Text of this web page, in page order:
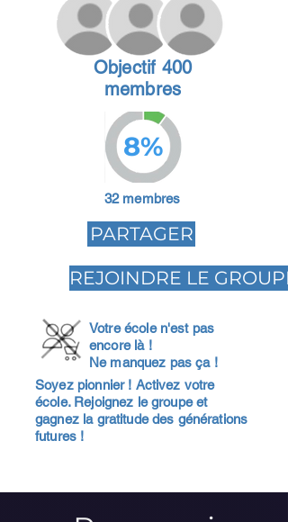
Objectif 400
membres
8%
32 membres
PARTAGER
REJOINDRE LE GROUPE
Votre école n'est pas
encore là !
Ne manquez pas ça !
Soyez pionnier ! Activez votre
école. Rejoignez le groupe et
gagnez la gratitude des générations
futures !